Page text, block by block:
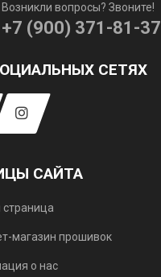
Возникли вопросы? Звоните!
+7 (900) 371-81-37
СЕТЯХ
САЙТА
страница
магазин прошивок
о нас